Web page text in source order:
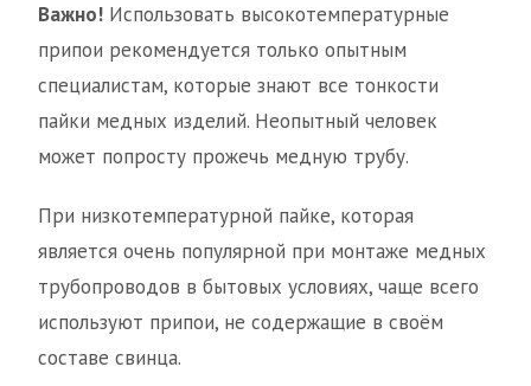
Важно! Использовать высокотемпературные
припои рекомендуется только опытным
специалистам, которые знают все тонкости
пайки медных изделий. Неопытный человек
может попросту прожечь медную трубу.
При низкотемпературной пайке, которая
является очень популярной при монтаже медных
трубопроводов в бытовых условиях, чаще всего
используют припои, не содержащие в своём
составе свинца.